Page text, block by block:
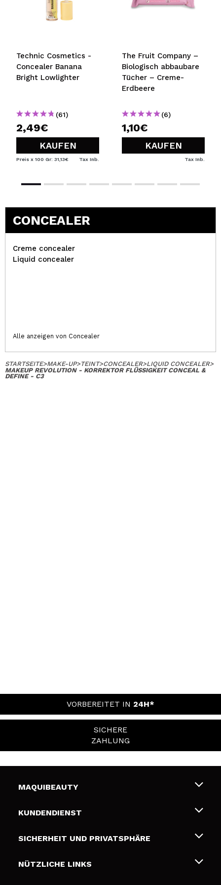
Technic Cosmetics -
Concealer Banana
Bright Lowlighter
(61)
2,49€
KAUFEN
Preis x 100 Gr: 31,13€ Tax Inb.
The Fruit Company –
Biologisch abbaubare
Tücher – Creme-
Erdbeere
(6)
1,10€
KAUFEN
Tax Inb.
CONCEALER
Creme concealer
Liquid concealer
Alle anzeigen von Concealer
STARTSEITE>MAKE-UP>TEINT>CONCEALER>LIQUID CONCEALER>
MAKEUP REVOLUTION - KORREKTOR FLÜSSIGKEIT CONCEAL &
DEFINE - C3
VORBEREITET IN 24H*
SICHERE
ZAHLUNG
MAQUIBEAUTY
Über uns
Geschenkkarten
KUNDENDIENST
Liefer- und Versandkosten
Zahlung
SICHERHEIT UND PRIVATSPHÄRE
Bedingungen und Datenschutz
NÜTZLICHE LINKS